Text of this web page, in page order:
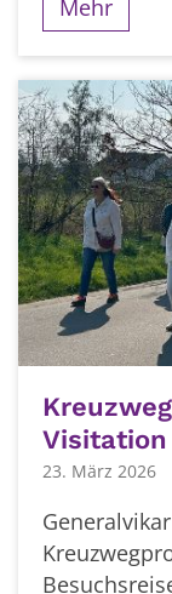
Mehr
Visitation
23. März 2026